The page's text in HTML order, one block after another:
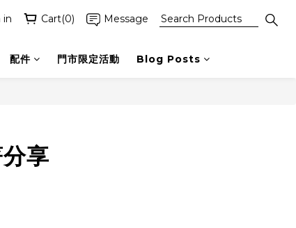
in Cart(0) Message
配件 門市限定活動 Blog Posts
享